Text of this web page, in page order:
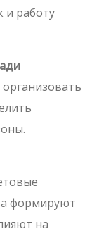
и работу
формируют
на